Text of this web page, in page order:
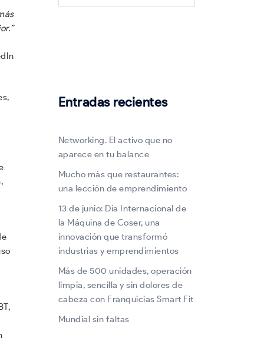
Entradas recientes
Networking. El activo que no
aparece en tu balance
Mucho más que restaurantes:
una lección de emprendimiento
13 de junio: Día Internacional de
la Máquina de Coser, una
innovación que transformó
industrias y emprendimientos
Más de 500 unidades, operación
limpia, sencilla y sin dolores de
cabeza con Franquicias Smart Fit
Mundial sin faltas